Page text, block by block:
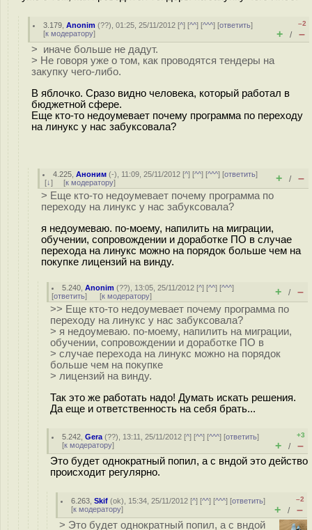
3.179 ,Anonim (??), 01:25, 25/11/2012 [^] [^^] [^^^] [ответить]
[к модератору]
–2
+ / –
> иначе больше не дадут.
> Не говоря уже о том, как проводятся тендеры на
закупку чего-либо.
В яблочко. Сразо видно человека, который работал в
бюджетной сфере.
Еще кто-то недоумевает почему программа по переходу
на линукс у нас забуксовала?
4.225 ,Аноним (-), 11:09, 25/11/2012 [^] [^^] [^^^] [ответить]
[↓] [к модератору] + / –
> Еще кто-то недоумевает почему программа по
переходу на линукс у нас забуксовала?
я недоумеваю. по-моему, напилить на миграции,
обучении, сопровождении и доработке ПО в случае
перехода на линукс можно на порядок больше чем на
покупке лицензий на винду.
5.240 ,Anonim (??), 13:05, 25/11/2012 [^] [^^] [^^^]
[ответить] [к модератору] + / –
>> Еще кто-то недоумевает почему программа по
переходу на линукс у нас забуксовала?
> я недоумеваю. по-моему, напилить на миграции,
обучении, сопровождении и доработке ПО в
> случае перехода на линукс можно на порядок
больше чем на покупке
> лицензий на винду.
Так это же работать надо! Думать искать решения.
Да еще и ответственность на себя брать...
5.242 ,Gera (??), 13:11, 25/11/2012 [^] [^^] [^^^] [ответить]
[к модератору]
+3
+ / –
Это будет однократный попил, а с вндой это действо
происходит регулярно.
6.263 ,Skif (ok), 15:34, 25/11/2012 [^] [^^] [^^^] [ответить]
[к модератору]
–2
+ / –
> Это будет однократный попил, а с вндой